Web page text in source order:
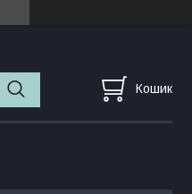
Кошик